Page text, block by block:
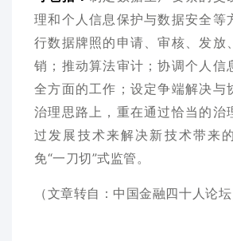
理和个人信息保护与数据安全等
行数据牌照的申请、审核、发放
销；推动算法审计；协调个人信
全方面的工作；设定争端解决与
治理思路上，重在通过恰当的治
过发展技术来解决新技术带来
免“一刀切”式监管。
（文章转自：中国金融四十人论坛